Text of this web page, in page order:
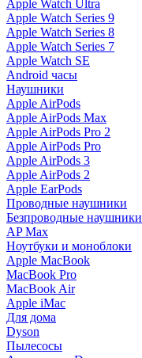
Apple Watch Ultra
Apple Watch Series 9
Apple Watch Series 8
Apple Watch Series 7
Apple Watch SE
Android часы
Наушники
Apple AirPods
Apple AirPods Max
Apple AirPods Pro 2
Apple AirPods Pro
Apple AirPods 3
Apple AirPods 2
Apple EarPods
Проводные наушники
Безпроводные наушники
AP Max
Ноутбуки и моноблоки
Apple MacBook
MacBook Pro
MacBook Air
Apple iMac
Для дома
Dyson
Пылесосы